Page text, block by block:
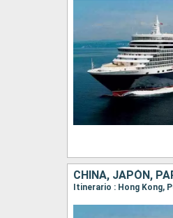
CHINA, JAPÓN,
Itinerario : Hong Kong,